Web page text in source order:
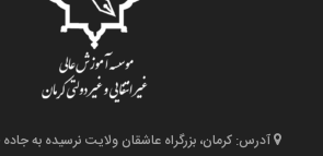
آدرس: کرمان، بزرگراه عاشقان ولایت نرسیده به